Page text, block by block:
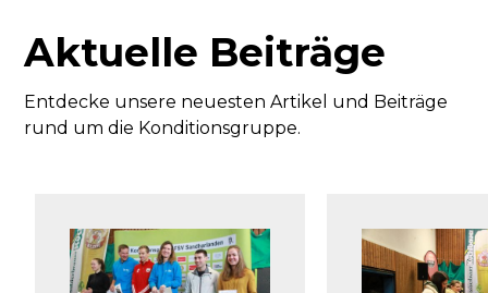
Aktuelle Beiträge
Entdecke unsere neuesten Artikel und Beiträge
rund um die Konditionsgruppe.